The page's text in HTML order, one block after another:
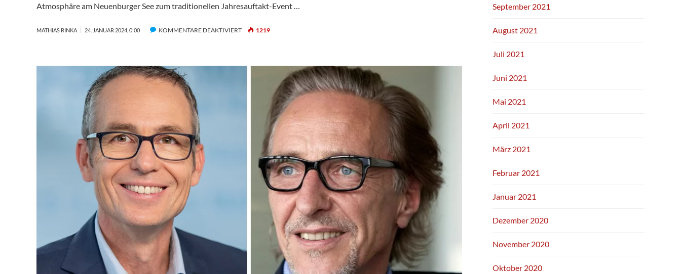
Atmosphäre am Neuenburger See zum traditionellen Jahresauftakt-Event …
MATHIAS RINKA 24. JANUAR 2024, 0:00 KOMMENTARE DEAKTIVIERTFÜR 1219
September 2021
August 2021
Juli 2021
Juni 2021
Mai 2021
April 2021
März 2021
Februar 2021
Januar 2021
Dezember 2020
November 2020
Oktober 2020